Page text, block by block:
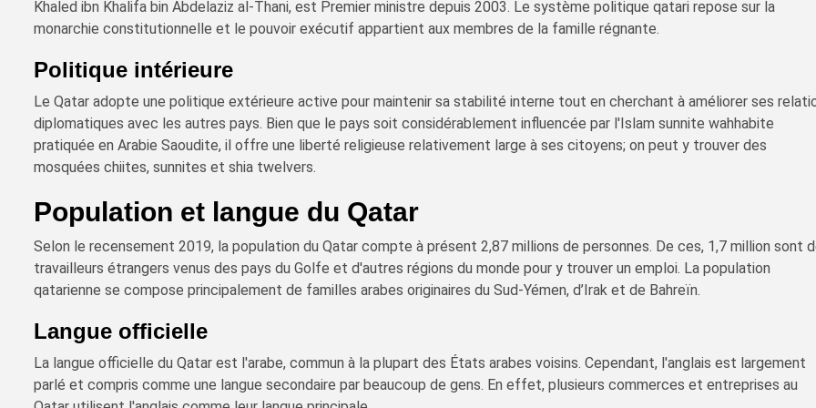
Khaled ibn Khalifa bin Abdelaziz al-Thani, est Premier ministre depuis 2003. Le système politique qatari repose sur la
monarchie constitutionnelle et le pouvoir exécutif appartient aux membres de la famille régnante.
Politique intérieure
Le Qatar adopte une politique extérieure active pour maintenir sa stabilité interne tout en cherchant à améliorer ses
diplomatiques avec les autres pays. Bien que le pays soit considérablement influencée par l'Islam sunnite wahhabite
pratiquée en Arabie Saoudite, il offre une liberté religieuse relativement large à ses citoyens; on peut y trouver des
mosquées chiites, sunnites et shia twelvers.
Population et langue du Qatar
Selon le recensement 2019, la population du Qatar compte à présent 2,87 millions de personnes. De ces, 1,7 million sont
travailleurs étrangers venus des pays du Golfe et d'autres régions du monde pour y trouver un emploi. La population
qatarienne se compose principalement de familles arabes originaires du Sud-Yémen, d’Irak et de Bahreïn.
Langue officielle
La langue officielle du Qatar est l'arabe, commun à la plupart des États arabes voisins. Cependant, l'anglais est largement
parlé et compris comme une langue secondaire par beaucoup de gens. En effet, plusieurs commerces et entreprises au